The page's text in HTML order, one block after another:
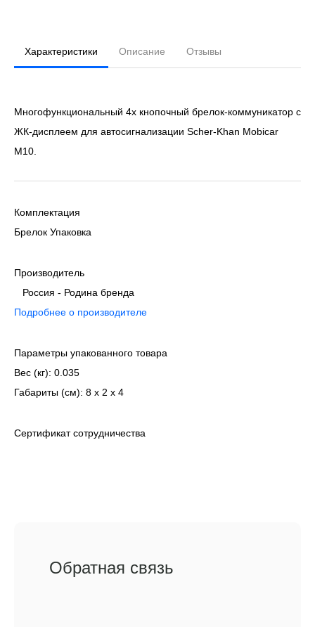
Характеристики Описание Отзывы
Многофункциональный 4х кнопочный брелок-коммуникатор с
ЖК-дисплеем для автосигнализации Scher-Khan Mobicar
M10.
Комплектация
Брелок Упаковка
Производитель
Россия - Родина бренда
Подробнее о производителе
Параметры упакованного товара
Вес (кг): 0.035
Габариты (см): 8 х 2 х 4
Сертификат сотрудничества
Обратная связь